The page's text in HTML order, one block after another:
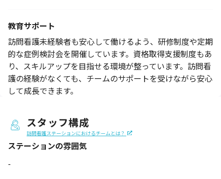
教育サポート
訪問看護未経験者も安心して働けるよう、研修制度や定期
的な症例検討会を開催しています。資格取得支援制度もあ
り、スキルアップを目指せる環境が整っています。訪問看
護の経験がなくても、チームのサポートを受けながら安心
して成長できます。
スタッフ構成
訪問看護ステーションにおけるチームとは？
ステーションの雰囲気
-